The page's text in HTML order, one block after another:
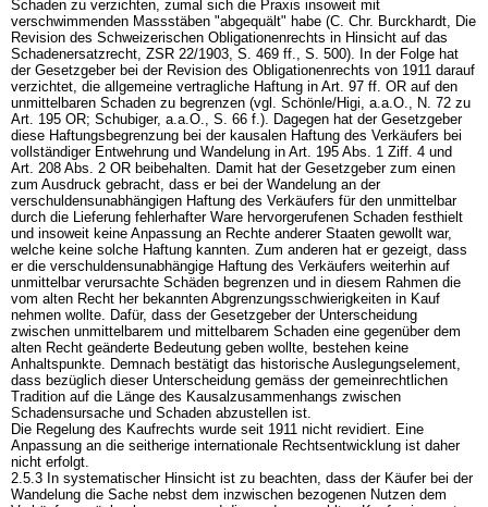
Schaden zu verzichten, zumal sich die Praxis insoweit mit
verschwimmenden Massstäben "abgequält" habe (C. Chr. Burckhardt, Die
Revision des Schweizerischen Obligationenrechts in Hinsicht auf das
Schadenersatzrecht, ZSR 22/1903, S. 469 ff., S. 500). In der Folge hat
der Gesetzgeber bei der Revision des Obligationenrechts von 1911 darauf
verzichtet, die allgemeine vertragliche Haftung in Art. 97 ff. OR auf den
unmittelbaren Schaden zu begrenzen (vgl. Schönle/Higi, a.a.O., N. 72 zu
Art. 195 OR; Schubiger, a.a.O., S. 66 f.). Dagegen hat der Gesetzgeber
diese Haftungsbegrenzung bei der kausalen Haftung des Verkäufers bei
vollständiger Entwehrung und Wandelung in Art. 195 Abs. 1 Ziff. 4 und
Art. 208 Abs. 2 OR beibehalten. Damit hat der Gesetzgeber zum einen
zum Ausdruck gebracht, dass er bei der Wandelung an der
verschuldensunabhängigen Haftung des Verkäufers für den unmittelbar
durch die Lieferung fehlerhafter Ware hervorgerufenen Schaden festhielt
und insoweit keine Anpassung an Rechte anderer Staaten gewollt war,
welche keine solche Haftung kannten. Zum anderen hat er gezeigt, dass
er die verschuldensunabhängige Haftung des Verkäufers weiterhin auf
unmittelbar verursachte Schäden begrenzen und in diesem Rahmen die
vom alten Recht her bekannten Abgrenzungsschwierigkeiten in Kauf
nehmen wollte. Dafür, dass der Gesetzgeber der Unterscheidung
zwischen unmittelbarem und mittelbarem Schaden eine gegenüber dem
alten Recht geänderte Bedeutung geben wollte, bestehen keine
Anhaltspunkte. Demnach bestätigt das historische Auslegungselement,
dass bezüglich dieser Unterscheidung gemäss der gemeinrechtlichen
Tradition auf die Länge des Kausalzusammenhangs zwischen
Schadensursache und Schaden abzustellen ist.
Die Regelung des Kaufrechts wurde seit 1911 nicht revidiert. Eine
Anpassung an die seitherige internationale Rechtsentwicklung ist daher
nicht erfolgt.
2.5.3 In systematischer Hinsicht ist zu beachten, dass der Käufer bei der
Wandelung die Sache nebst dem inzwischen bezogenen Nutzen dem